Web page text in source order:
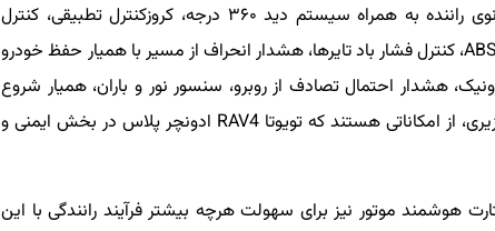
ایربگ های جلو، جانبی جلو، پرده‌ای و زانوی راننده به همراه سیستم دید ۳۶۰ درجه، کروزکنترل تطبیقی، کنترل
پایداری الکترونیک، کنترل هرزگردی، ABS+EBD، کنترل فشار باد تایرها، هشدار انحراف از مسیر با همیار حفظ خودرو
هشدار احتمال تصادف از روبرو، سنسور نور و باران، همیار شروع
حرکت در سربالایی و کنترل حرکت در سرازیری، از امکاناتی هستند که تویوتا RAV4 ادونچر پلاس در بخش ایمنی و
هوشمند موتور نیز برای سهولت هرچه بیشتر فرآیند رانندگی با این